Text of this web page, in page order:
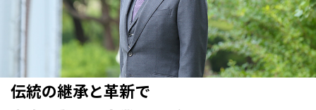
伝統の継承と革新で